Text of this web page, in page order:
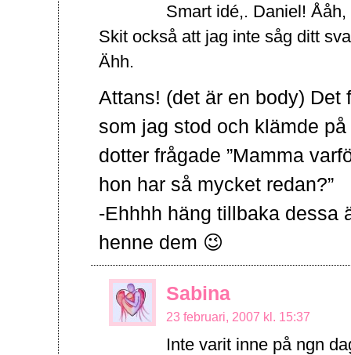
Smart idé,. Daniel!
Skit också att jag inte såg ditt
Ähh.
Attans! (det är en body)
som jag stod och klämde
dotter frågade ”Mamma
hon har så mycket redan?”
-Ehhhh häng tillbaka
henne dem 😉
Sabina
23 februari, 2007 kl. 15:37
Inte varit inne på ngn